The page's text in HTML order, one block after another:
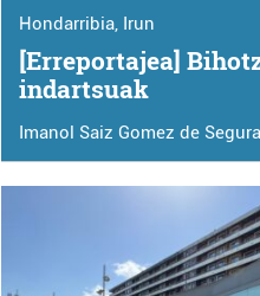
Hondarribia, Irun
[Erreportajea]
indartsuak
Imanol Saiz Gomez de Segura